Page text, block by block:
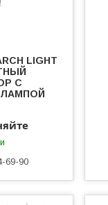
LIGHT
С
69-90